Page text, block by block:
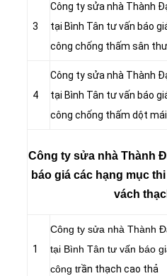
3
Công ty sửa nhà Thành
tại Bình Tân tư vấn báo
công chống thấm sân
4
Công ty sửa nhà Thành
tại Bình Tân tư vấn báo
công chống thấm dột
Công ty sửa nhà Thành
báo giá các hạng mục
vách
1
Công ty sửa nhà Thành
tại Bình Tân tư vấn báo
công trần thạch cao thả